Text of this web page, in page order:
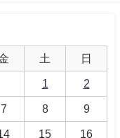
土 日
1 2
7 8 9
15 16